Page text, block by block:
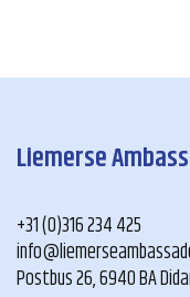
Liemerse
+31 (0)316 234 425
Postbus 26, 6940 BA